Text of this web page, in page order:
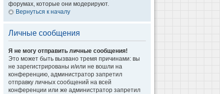
форумах, которые они модерируют.
Вернуться к началу
Личные сообщения
Я не могу отправить личные сообщения!
Это может быть вызвано тремя причинами: вы
не зарегистрированы и/или не вошли на
конференцию, администратор запретил
отправку личных сообщений на всей
конференции или же администратор запретил